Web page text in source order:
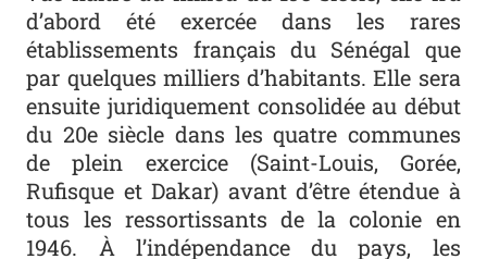
d’abord été exercée dans les rares
établissements français du Sénégal que
par quelques milliers d’habitants. Elle sera
ensuite juridiquement consolidée au début
du 20e siècle dans les quatre communes
de plein exercice (Saint-Louis, Gorée,
Rufisque et Dakar) avant d’être étendue à
tous les ressortissants de la colonie en
1946. À l’indépendance du pays, les